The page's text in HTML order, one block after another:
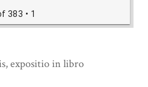
383 • 1
expositio in libro